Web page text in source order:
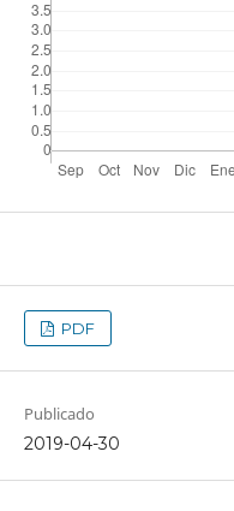
PDF
Publicado
2019-04-30